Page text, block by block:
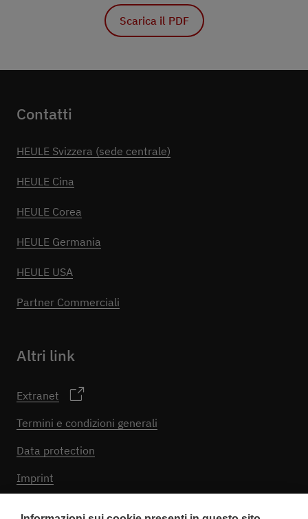
Scarica il PDF
Contatti
HEULE Svizzera (sede centrale)
HEULE Cina
HEULE Corea
HEULE Germania
HEULE USA
Partner Commerciali
Altri link
Extranet
Termini e condizioni generali
Data protection
Imprint